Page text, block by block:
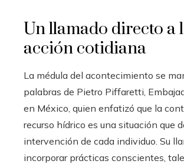
Un llamado directo a
acción cotidiana
La médula del acontecimiento se
palabras de Pietro Piffaretti,
en México, quien enfatizó que la
recurso hídrico es una situación que
intervención de cada individuo. Su
incorporar prácticas conscientes,